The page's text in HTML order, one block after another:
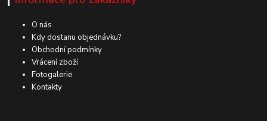
O nás
Kdy dostanu objednávku?
Obchodní podmínky
Vrácení zboží
Fotogalerie
Kontakty